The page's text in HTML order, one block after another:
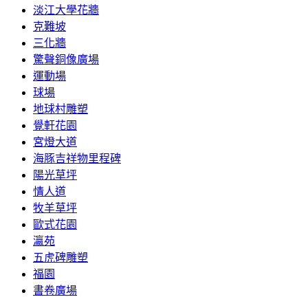
淡江大學花牆
克難坡
三化牆
驚聲銅像廣場
運動場
球場
地球村雕塑
覺軒花園
宮燈大道
海豚吉祥物里程碑
陽光草坪
情人道
牧羊草坪
歐式花園
瀛苑
五虎碑雕塑
福園
書卷廣場